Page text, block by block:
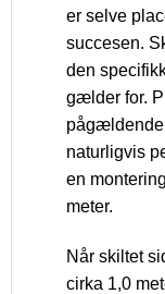
er selve
succesen.
den
gælder for.
pågældende
naturligvis
en
meter.
Når skiltet
cirka 1,0